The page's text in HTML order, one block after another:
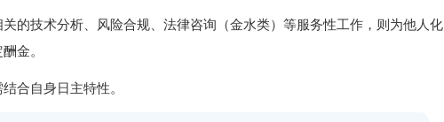
的技术分析、风险合规、法律咨询（金水类）等服务性工作，则为他人化
金。
合自身日主特性。